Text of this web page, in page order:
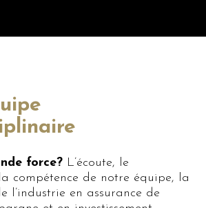
force? L’écoute, le
compétence de notre équipe, la
l’industrie en assurance de